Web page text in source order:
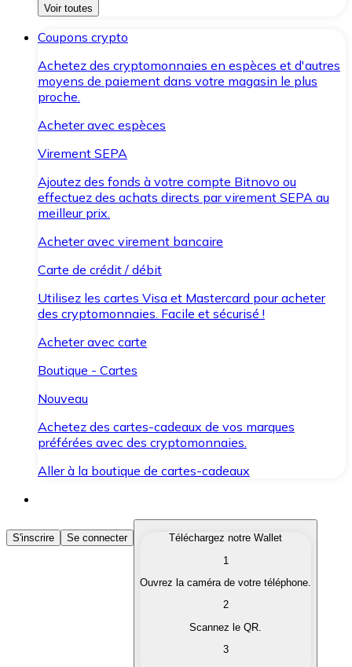
Voir toutes
Coupons crypto
Achetez des cryptomonnaies en espèces et d'autres
moyens de paiement dans votre magasin le plus
proche.
Acheter avec espèces
Virement SEPA
Ajoutez des fonds à votre compte Bitnovo ou
effectuez des achats directs par virement SEPA au
meilleur prix.
Acheter avec virement bancaire
Carte de crédit / débit
Utilisez les cartes Visa et Mastercard pour acheter
des cryptomonnaies. Facile et sécurisé !
Acheter avec carte
Boutique - Cartes
Nouveau
Achetez des cartes-cadeaux de vos marques
préférées avec des cryptomonnaies.
Aller à la boutique de cartes-cadeaux
Acheter des Cryptomonnaies
Achetez les cryptomonnaies qui vous intéressent
Convertissez vos cryptomonnaies en monnaie
S'inscrire Se connecter
Téléchargez notre Wallet
1
Ouvrez la caméra de votre téléphone.
2
Scannez le QR.
3